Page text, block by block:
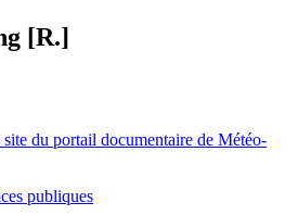
[R.]
du portail documentaire de Météo-
publiques